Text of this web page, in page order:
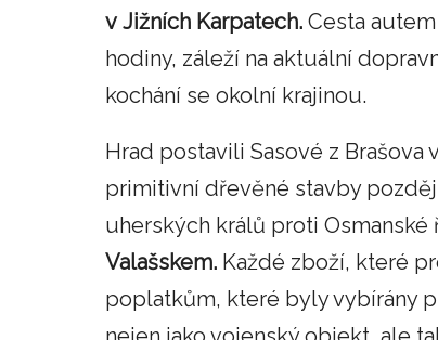
v Jižních Karpatech. Cesta
hodiny, záleží na aktuální
kochání se okolní krajinou.
Hrad postavili Sasové z
primitivní dřevěné stavby
uherských králů proti Osmanské
Valašskem. Každé zboží, které
poplatkům, které byly vybírány